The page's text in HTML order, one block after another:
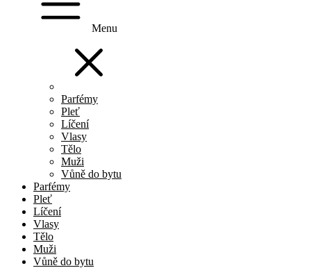
Menu
Parfémy
Pleť
Líčení
Vlasy
Tělo
Muži
Vůně do bytu
Parfémy
Pleť
Líčení
Vlasy
Tělo
Muži
Vůně do bytu